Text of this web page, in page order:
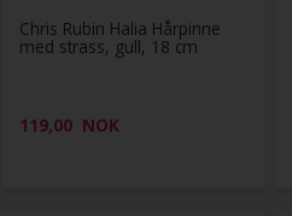
Chris Rubin Halia Hårpinne
med strass, gull, 18 cm
119,00 NOK